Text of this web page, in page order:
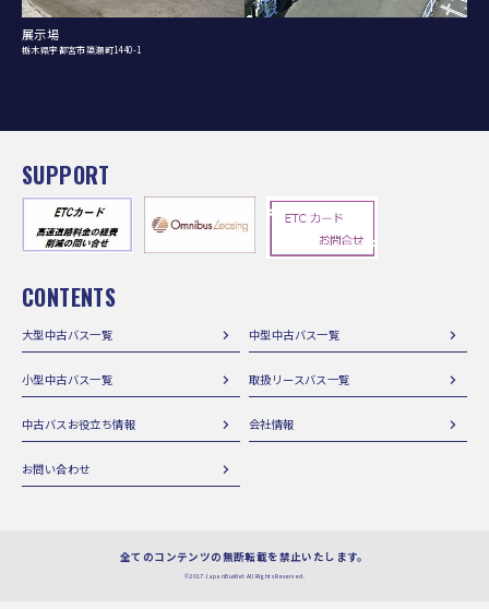
展示場
栃木県宇都宮市簗瀬町1440-1
SUPPORT
CONTENTS
大型中古バス一覧 中型中古バス一覧
小型中古バス一覧 取扱リースバス一覧
中古バスお役立ち情報 会社情報
お問い合わせ
全てのコンテンツの無断転載を禁止いたします。
©2017 JapanBusNet All Rights Reserved.